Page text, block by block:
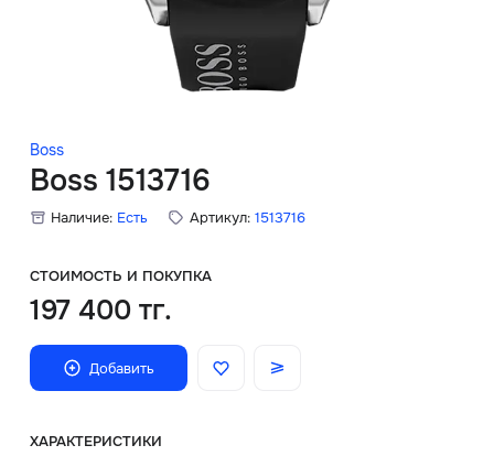
Boss
Boss 1513716
Наличие: Есть Артикул: 1513716
СТОИМОСТЬ И ПОКУПКА
197 400 тг.
Добавить
ХАРАКТЕРИСТИКИ
Скидки
Главная
О нас